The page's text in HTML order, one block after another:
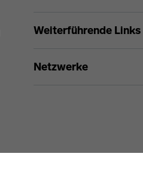
Inka Engelien
Weiterführende Links
Netzwerke